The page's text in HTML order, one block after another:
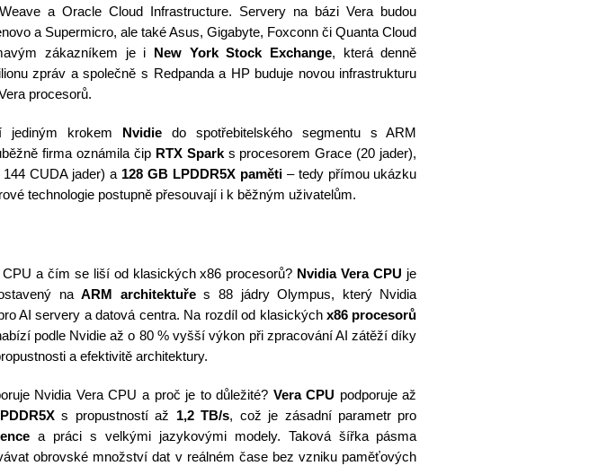
a Oracle Cloud Infrastructure. Servery na bázi Vera budou
a Supermicro, ale také Asus, Gigabyte, Foxconn či Quanta Cloud
zákazníkem je i New York Stock Exchange, která denně
zpráv a společně s Redpanda a HP buduje novou infrastrukturu
procesorů.
jediným krokem Nvidie do spotřebitelského segmentu s ARM
firma oznámila čip RTX Sparks procesorem Grace (20 jader),
CUDA jader) a 128 GB LPDDR5X paměti– tedy přímou ukázku
technologie postupně přesouvají i k běžným uživatelům.
a čím se liší od klasických x86 procesorů? Nvidia Vera CPU je
naARM architektuřes 88 jádry Olympus, který Nvidia
AI servery a datová centra. Na rozdíl od klasických x86 procesorů
podle Nvidie až o 80 % vyšší výkon při zpracování AI zátěží díky
a efektivitě architektury.
Nvidia Vera CPU a proč je to důležité? Vera CPU podporuje až
s propustností až 1,2 TB/s, což je zásadní parametr pro
a práci s velkými jazykovými modely. Taková šířka pásma
obrovské množství dat v reálném čase bez vzniku paměťových